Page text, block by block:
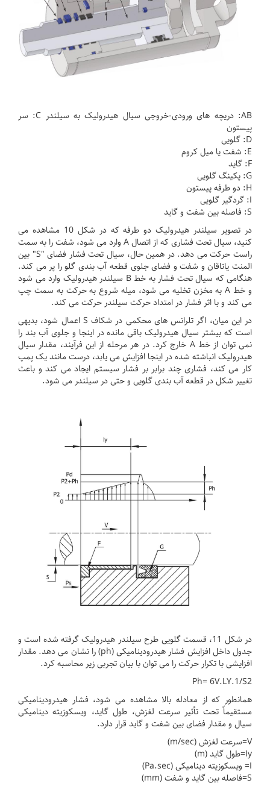
AB: دریچه های ورودی-خروجی سیال هیدرولیک به سیلندر C: سر
پیستون
D: گلویی
E: شفت یا میل کروم
F: گاید
G: پکینگ گلویی
H: دو طرفه پیستون
I: گردگیر گلویی
S: فاصله بین شفت و گاید
در تصویر سیلندر هیدرولیک دو طرفه که در شکل 10 مشاهده می
کنید، سیال تحت فشاری که از اتصال A وارد می شود، شفت را به سمت
راست حرکت می دهد.
در همین حال، سیال تحت فشار فضای "S" بین
المنت یاتاقان و شفت و فضای جلوی قطعه آب بندی گلو را پر می کند.
هنگامی که سیال تحت فشار به خط B سیلندر هیدرولیک وارد می شود
و خط A به مخزن تخلیه می شود، میله شروع به حرکت به سمت چپ
می کند و با اثر فشار در امتداد حرکت سیلندر حرکت می کند.
در این میان، اگر تلرانس های محکمی در شکاف S اعمال شود، بدیهی
است که بیشتر سیال هیدرولیک باقی مانده در اینجا و جلوی آب بند را
نمی توان از خط A خارج کرد.
در هر مرحله از این فرآیند، مقدار سیال
هیدرولیک انباشته شده در اینجا افزایش می یابد، درست مانند یک پمپ
کار می کند، فشاری چند برابر بر فشار سیستم ایجاد می کند و باعث
تغییر شکل در قطعه آب بندی گلویی و حتی در سیلندر می شود.
در شکل 11، قسمت گلویی طرح سیلندر هیدرولیک گرفته شده است و
جدول داخل افزایش فشار هیدرودینامیکی (ph) را نشان می دهد.
مقدار
افزایشی با تکرار حرکت را می توان با بیان تجربی زیر محاسبه کرد.
Ph= 6V.LY.1/S2
همانطور که از معادله بالا مشاهده می شود، فشار هیدرودینامیکی
مستقیماً تحت تأثیر سرعت لغزش، طول گاید، ویسکوزیته دینامیکی
سیال و مقدار فضای بین شفت و گاید قرار دارد.
V=سرعت لغزش (m/sec)
Iy=طول گاید (m)
I= ویسکوزیته دینامیکی (Pa.sec)
S=فاصله بین گاید و شفت (mm)